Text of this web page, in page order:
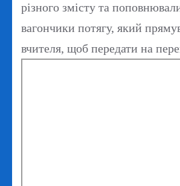
різного змісту та
вагончики потягу, який
вчителя, щоб передати на